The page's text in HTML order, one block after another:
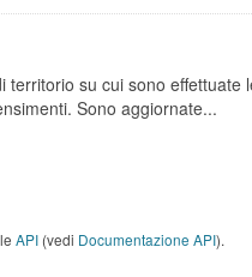
su cui sono effettuate
Sono aggiornate...
API (vedi Documentazione API).